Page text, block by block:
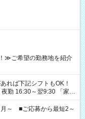
≫ご希望の勤務地を紹介
16:30～翌9:30 「家族
夕飯の準備がしたい」
ご希望を教えてください
月～ ■ご応募から最短2～